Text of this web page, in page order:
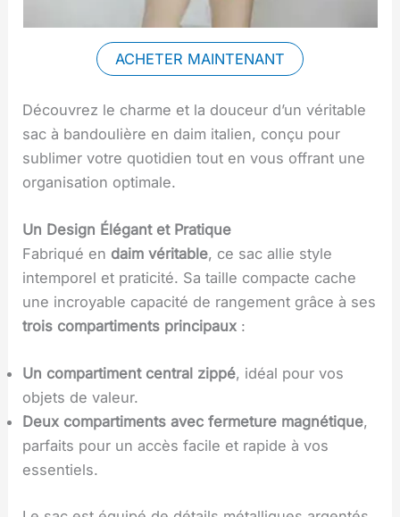
ACHETER MAINTENANT
Découvrez le charme et la douceur d’un véritable
sac à bandoulière en daim italien, conçu pour
sublimer votre quotidien tout en vous offrant une
organisation optimale.
Un Design Élégant et Pratique
Fabriqué en daim véritable, ce sac allie style
intemporel et praticité. Sa taille compacte cache
une incroyable capacité de rangement grâce à ses
trois compartiments principaux :
Un compartiment central zippé, idéal pour vos
objets de valeur.
Deux compartiments avec fermeture magnétique,
parfaits pour un accès facile et rapide à vos
essentiels.